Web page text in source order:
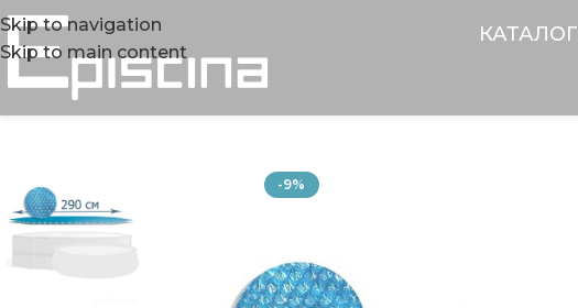
Skip to navigation
Skip to main content
КАТАЛОГ
-9%